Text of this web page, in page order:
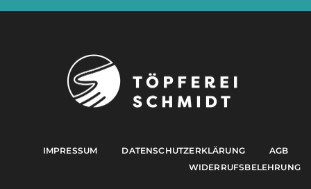
IMPRESSUM DATENSCHUTZERKLÄRUNG
AGB
WIDERRUFSBELEHRUNG